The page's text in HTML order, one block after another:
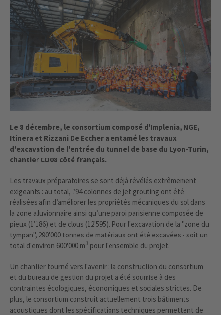
Le 8 décembre, le consortium composé d'Implenia, NGE,
Itinera et Rizzani De Eccher a entamé les travaux
d'excavation de l'entrée du tunnel de base du Lyon-Turin,
chantier CO08 côté français.
Les travaux préparatoires se sont déjà révélés extrêmement
exigeants : au total, 794 colonnes de jet grouting ont été
réalisées afin d’améliorer les propriétés mécaniques du sol dans
la zone alluvionnaire ainsi qu’une paroi parisienne composée de
pieux (1’186) et de clous (12'595). Pour l'excavation de la "zone du
tympan", 290'000 tonnes de matériaux ont été excavées - soit un
total d'environ 600'000 m3 pour l'ensemble du projet.
Un chantier tourné vers l'avenir : la construction du consortium
et du bureau de gestion du projet a été soumise à des
contraintes écologiques, économiques et sociales strictes. De
plus, le consortium construit actuellement trois bâtiments
acoustiques dont les spécifications techniques permettent de